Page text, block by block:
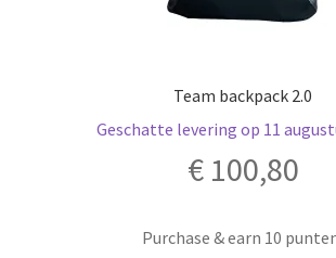
Team backpack 2.0
Geschatte levering op 11
€100,80
Purchase & earn 10